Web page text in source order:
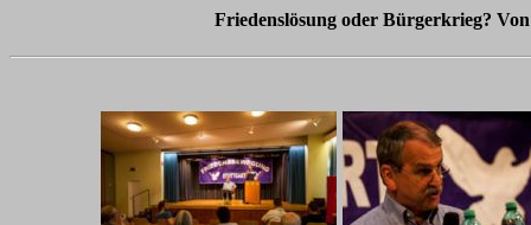
Friedenslösung oder Bürgerkrieg?